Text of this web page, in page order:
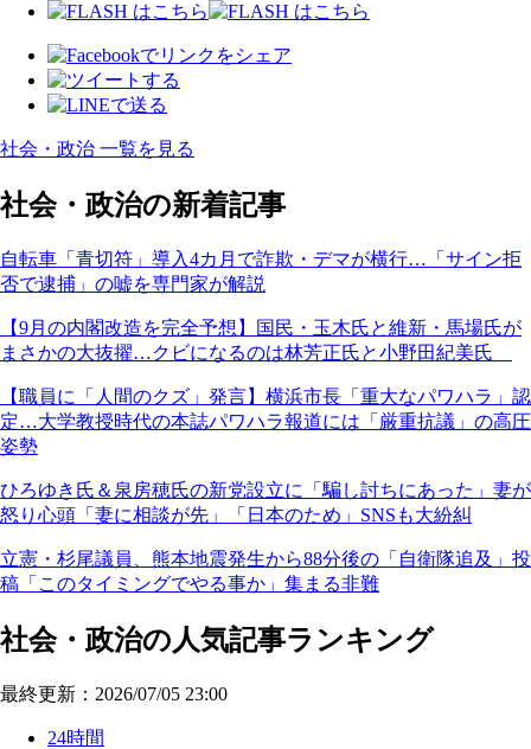
社会・政治 一覧を見る
社会・政治の新着記事
自転車「青切符」導入4カ月で詐欺・デマが横行…「サイン拒
否で逮捕」の嘘を専門家が解説
【9月の内閣改造を完全予想】国民・玉木氏と維新・馬場氏が
まさかの大抜擢…クビになるのは林芳正氏と小野田紀美氏
【職員に「人間のクズ」発言】横浜市長「重大なパワハラ」認
定…大学教授時代の本誌パワハラ報道には「厳重抗議」の高圧
姿勢
ひろゆき氏＆泉房穂氏の新党設立に「騙し討ちにあった」妻が
怒り心頭「妻に相談が先」「日本のため」SNSも大紛糾
立憲・杉尾議員、熊本地震発生から88分後の「自衛隊追及」投
稿「このタイミングでやる事か」集まる非難
社会・政治の人気記事ランキング
最終更新：2026/07/05 23:00
24時間